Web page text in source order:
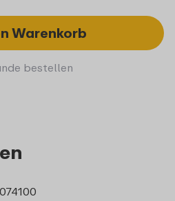
Warenkorb
bestellen